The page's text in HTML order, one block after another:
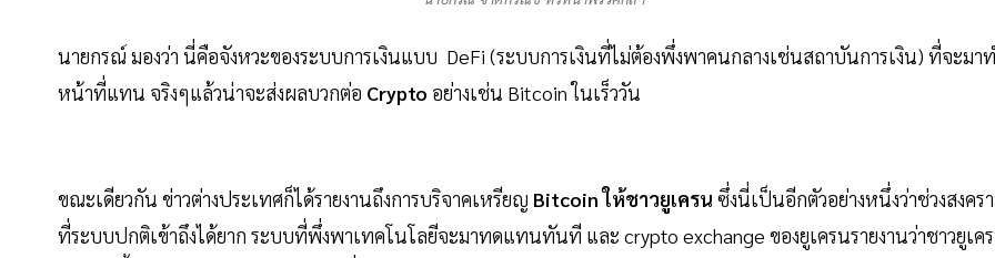
นายกรณ์ มองว่า นี่คือจังหวะของระบบการเงินแบบ DeFi (ระบบการเงินที่ไม่ต้องพึ่งพาคนกลางเช่นสถาบันการเงิน) ที่จะมา
หน้าที่แทน จริงๆแล้วน่าจะส่งผลบวกต่อ Crypto อย่างเช่น Bitcoin ในเร็ววัน
ขณะเดียวกัน ข่าวต่างประเทศก็ได้รายงานถึงการบริจาคเหรียญ Bitcoin ให้ชาวยูเครน ซึ่งนี่เป็นอีกตัวอย่างหนึ่งว่าช่วงสงคร
ที่ระบบปกติเข้าถึงได้ยาก ระบบที่พึ่งพาเทคโนโลยีจะมาทดแทนทันที และ crypto exchange ของยูเครนรายงานว่าชาวยูเค